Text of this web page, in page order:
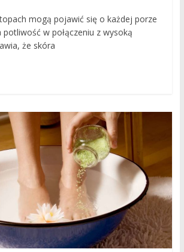
mogą pojawić się o każdej porze
w połączeniu z wysoką
że skóra